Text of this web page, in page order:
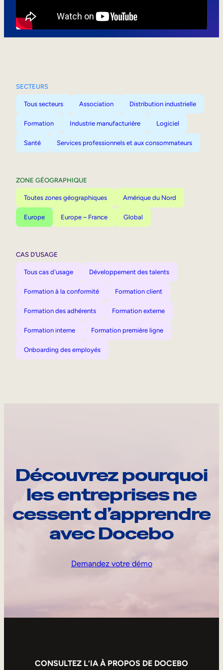
SECTEURS
Tous secteurs Association Distribution industrielle
Formation Industrie manufacturière Logiciel
Santé Services professionnels et aux consommateurs
ZONE GÉOGRAPHIQUE
Toutes zones géographiques Amérique du Nord
Europe Europe – France Global
CAS D’USAGE
Tous cas d'usage Développement des talents
Formation à la conformité Formation client
Formation des adhérents Formation externe
Formation interne Formation première ligne
Onboarding des employés
Découvrez pourquoi
les entreprises ne
cessent d’apprendre
avec Docebo
Demandez votre démo
CONSULTEZ L’IA À PROPOS DE DOCEBO